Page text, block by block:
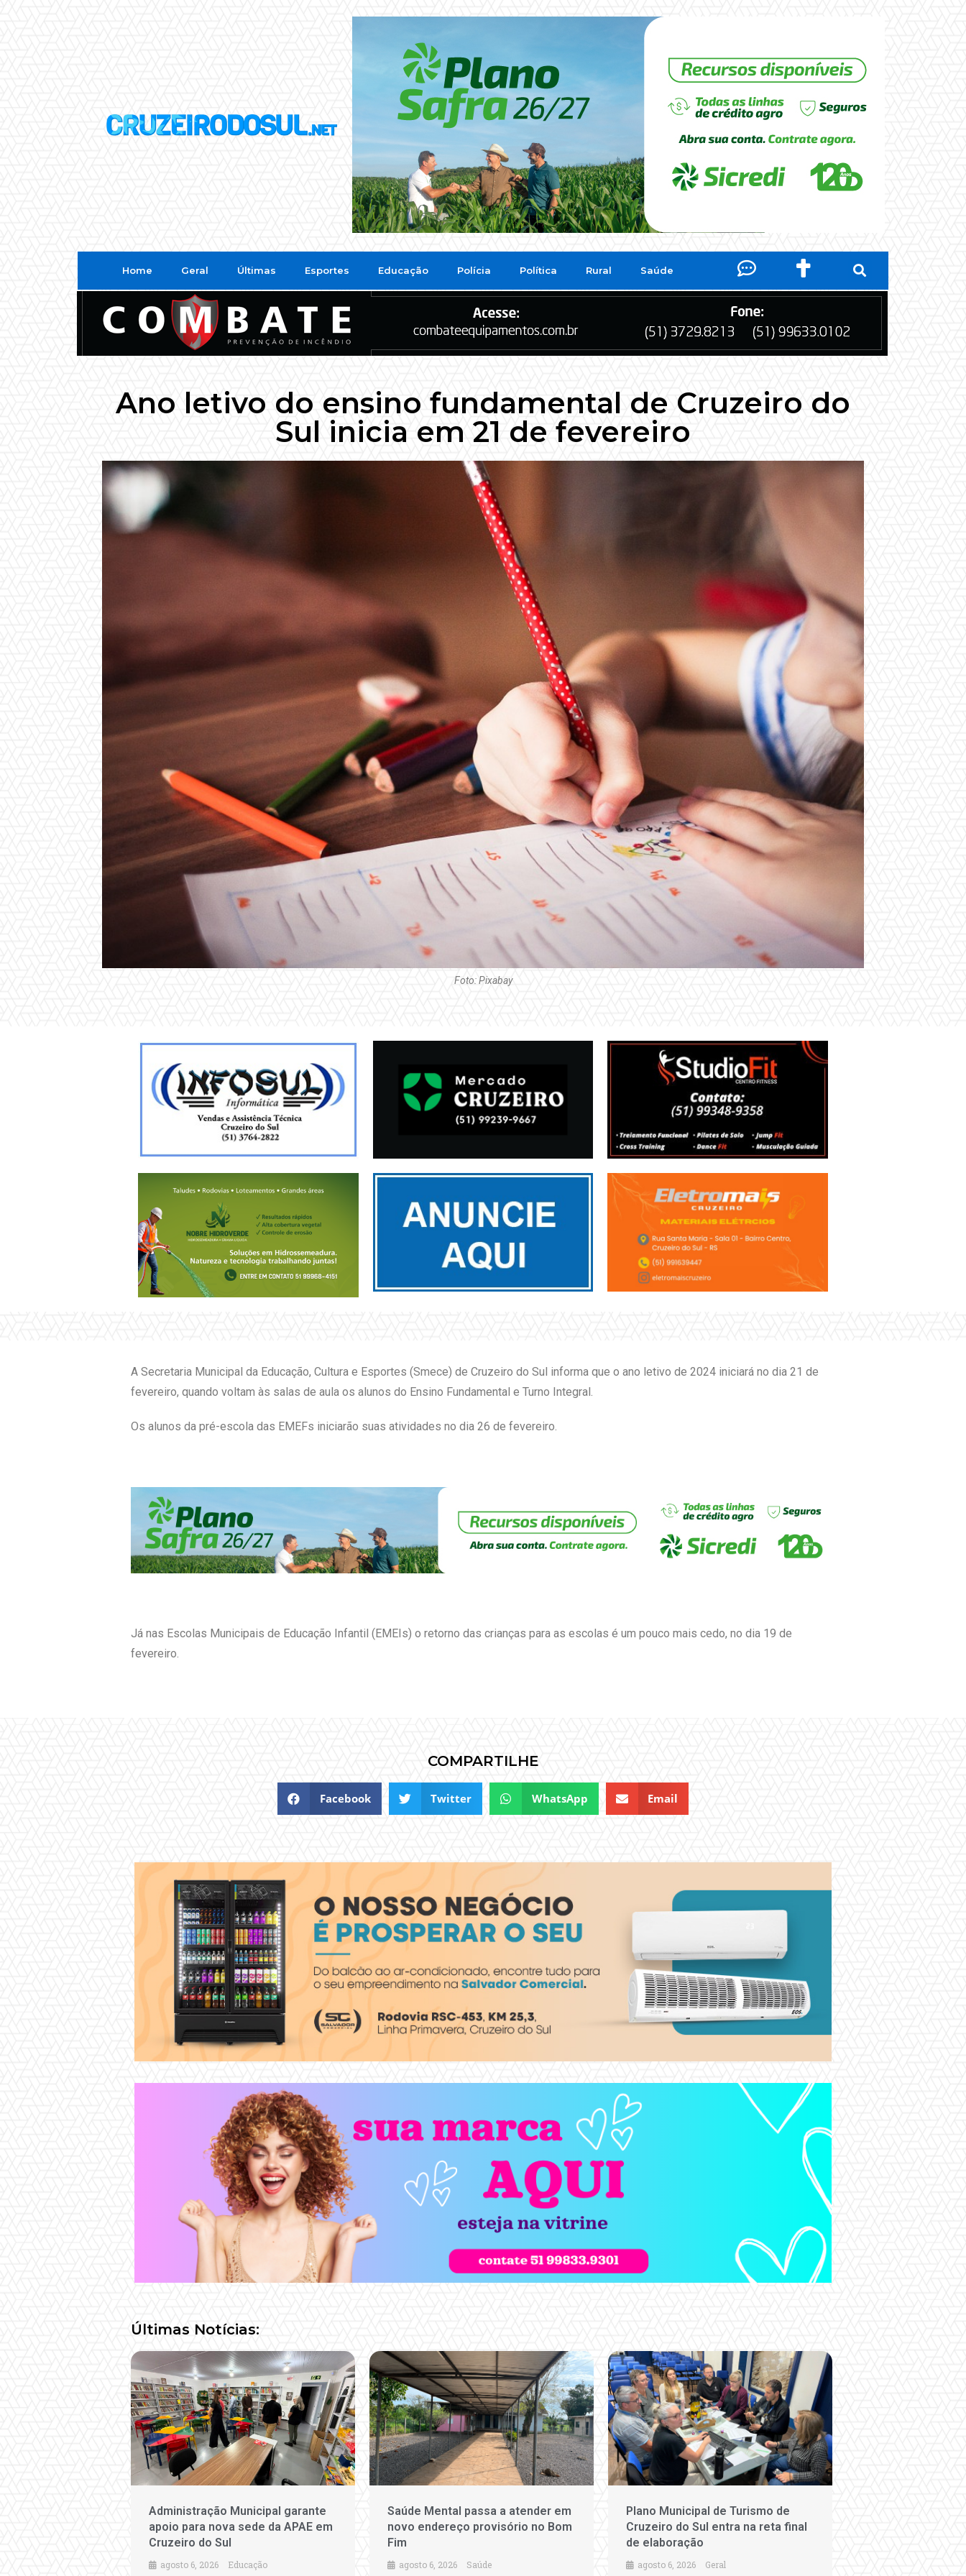
Home Geral Últimas Esportes Educação Polícia Política Rural Saúde
Ano letivo do ensino fundamental de Cruzeiro do
Sul inicia em 21 de fevereiro
Foto: Pixabay
A Secretaria Municipal da Educação, Cultura e Esportes (Smece) de Cruzeiro do Sul informa que o ano letivo de 2024 iniciará no dia 21 de
fevereiro, quando voltam às salas de aula os alunos do Ensino Fundamental e Turno Integral.
Os alunos da pré-escola das EMEFs iniciarão suas atividades no dia 26 de fevereiro.
Já nas Escolas Municipais de Educação Infantil (EMEIs) o retorno das crianças para as escolas é um pouco mais cedo, no dia 19 de
fevereiro.
COMPARTILHE
Facebook Twitter WhatsApp Email
Últimas Notícias:
Administração Municipal garante
apoio para nova sede da APAE em
Cruzeiro do Sul
agosto 6, 2026 Educação
Saúde Mental passa a atender em
novo endereço provisório no Bom
Fim
agosto 6, 2026 Saúde
Plano Municipal de Turismo de
Cruzeiro do Sul entra na reta final
de elaboração
agosto 6, 2026 Geral